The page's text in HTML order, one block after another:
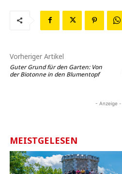
Vorheriger Artikel
Guter Grund für den Garten: Von
der Biotonne in den Blumentopf
- Anzeige -
MEISTGELESEN